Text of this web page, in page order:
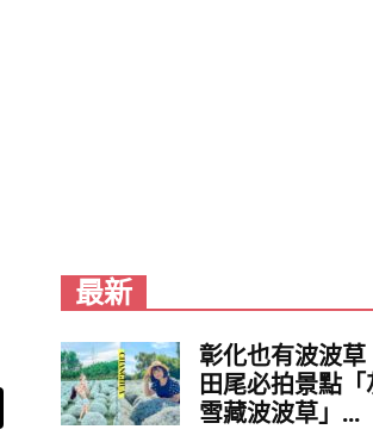
最新
彰化也有波波
田尾必拍景點「
雪藏波波草」...